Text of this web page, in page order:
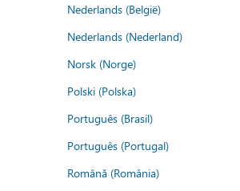
Nederlands (België)
Nederlands (Nederland)
Norsk (Norge)
Polski (Polska)
Português (Brasil)
Português (Portugal)
Română (România)